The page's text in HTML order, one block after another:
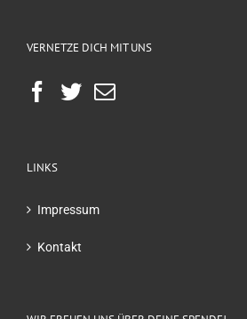
VERNETZE DICH MIT UNS
LINKS
Impressum
Kontakt